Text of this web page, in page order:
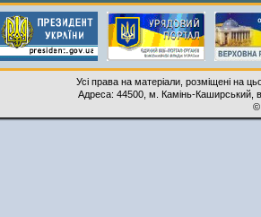
Усі права на матеріали, розміщені на
Адреса: 44500, м. Камінь-Каширський,
©